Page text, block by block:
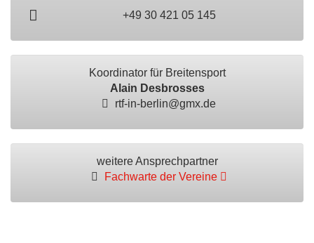
+49 30 421 05 145
Koordinator für Breitensport
Alain Desbrosses
rtf-in-berlin@gmx.de
weitere Ansprechpartner
Fachwarte der Vereine